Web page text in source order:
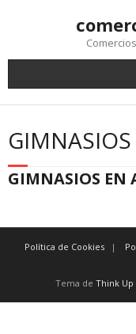
GIMNASIOS EN
Política de Cookies
Tema de Think Up